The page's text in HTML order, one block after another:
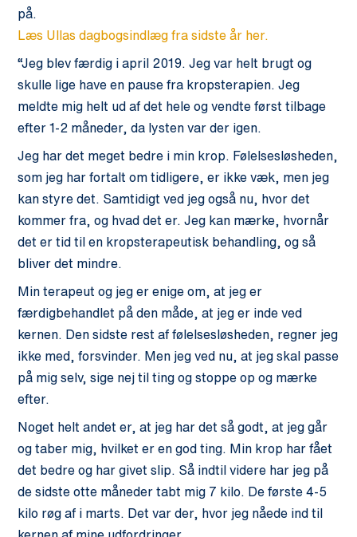
på.
Læs Ullas dagbogsindlæg fra sidste år her.
“Jeg blev færdig i april 2019. Jeg var helt brugt og
skulle lige have en pause fra kropsterapien. Jeg
meldte mig helt ud af det hele og vendte først tilbage
efter 1-2 måneder, da lysten var der igen.
Jeg har det meget bedre i min krop. Følelsesløsheden,
som jeg har fortalt om tidligere, er ikke væk, men jeg
kan styre det. Samtidigt ved jeg også nu, hvor det
kommer fra, og hvad det er. Jeg kan mærke, hvornår
det er tid til en kropsterapeutisk behandling, og så
bliver det mindre.
Min terapeut og jeg er enige om, at jeg er
færdigbehandlet på den måde, at jeg er inde ved
kernen. Den sidste rest af følelsesløsheden, regner jeg
ikke med, forsvinder. Men jeg ved nu, at jeg skal passe
på mig selv, sige nej til ting og stoppe op og mærke
efter.
Noget helt andet er, at jeg har det så godt, at jeg går
og taber mig, hvilket er en god ting. Min krop har fået
det bedre og har givet slip. Så indtil videre har jeg på
de sidste otte måneder tabt mig 7 kilo. De første 4-5
kilo røg af i marts. Det var der, hvor jeg nåede ind til